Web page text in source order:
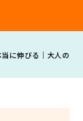
に伸びる｜大人の